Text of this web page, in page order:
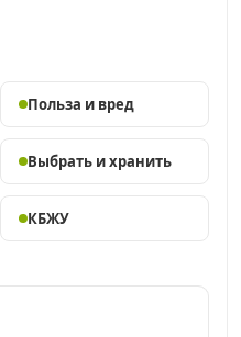
Польза и вред
Выбрать и хранить
КБЖУ